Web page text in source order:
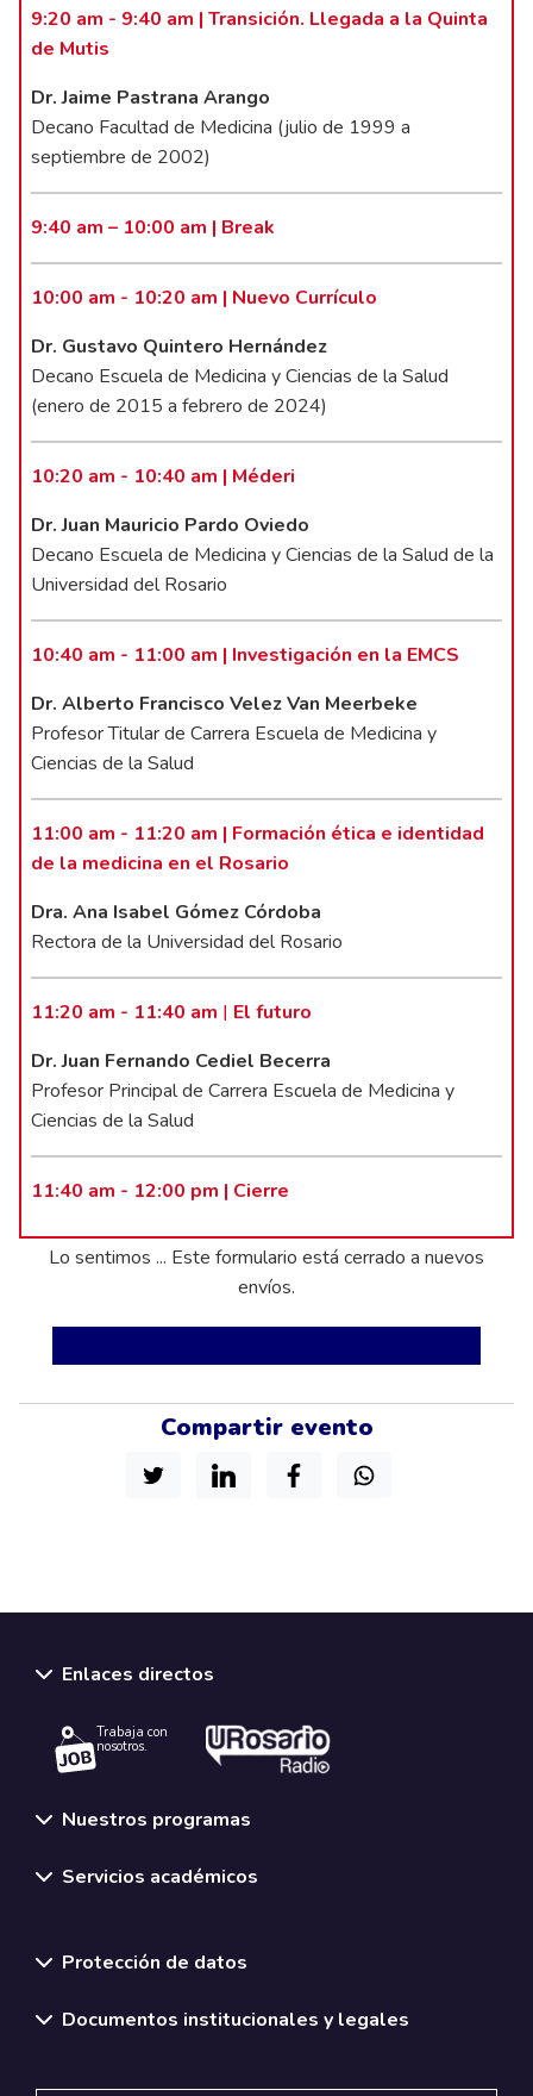
status
Lo sentimos ... Este formulario está cerrado a nuevos
envíos.
Compartir evento
9:20 am - 9:40 am | Transición. Llegada a la Quinta
de Mutis
Dr. Jaime Pastrana Arango
Decano Facultad de Medicina (julio de 1999 a
septiembre de 2002)
9:40 am – 10:00 am | Break
10:00 am - 10:20 am | Nuevo Currículo
Dr. Gustavo Quintero Hernández
Decano Escuela de Medicina y Ciencias de la Salud
(enero de 2015 a febrero de 2024)
10:20 am - 10:40 am | Méderi
Dr. Juan Mauricio Pardo Oviedo
Decano Escuela de Medicina y Ciencias de la Salud de la
Universidad del Rosario
10:40 am - 11:00 am | Investigación en la EMCS
Dr. Alberto Francisco Velez Van Meerbeke
Profesor Titular de Carrera Escuela de Medicina y
Ciencias de la Salud
11:00 am - 11:20 am | Formación ética e identidad
de la medicina en el Rosario
Dra. Ana Isabel Gómez Córdoba
Rectora de la Universidad del Rosario
11:20 am - 11:40 am
El futuro
Dr. Juan Fernando Cediel Becerra
Profesor Principal de Carrera Escuela de Medicina y
Ciencias de la Salud
11:40 am - 12:00 pm | Cierre
Enlaces directos
Trabaja con
nosotros.
Nuestros programas
Servicios académicos
Protección de datos
Documentos institucionales y legales